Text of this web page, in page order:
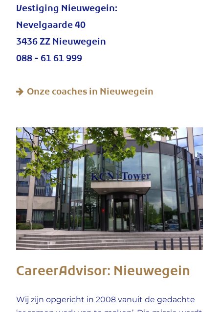
Vestiging Nieuwegein:
Nevelgaarde 40
3436 ZZ Nieuwegein
088 - 61 61 999
Onze coaches in Nieuwegein
CareerAdvisor: Nieuwegein
Wij zijn opgericht in 2008 vanuit de gedachte